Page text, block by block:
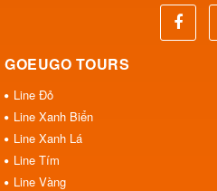
GOEUGO TOURS
Line Đỏ
Line Xanh Biển
Line Xanh Lá
Line Tím
Line Vàng